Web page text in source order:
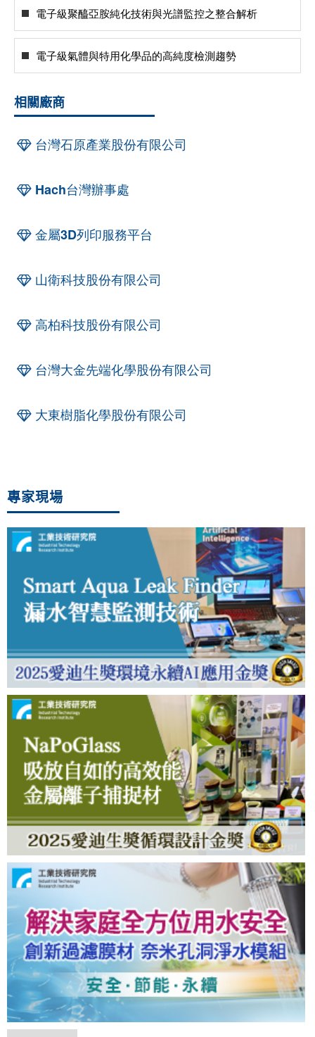
電子級聚醯亞胺純化技術與光譜監控之整合解析
電子級氣體與特用化學品的高純度檢測趨勢
相關廠商
台灣石原產業股份有限公司
Hach台灣辦事處
金屬3D列印服務平台
山衛科技股份有限公司
高柏科技股份有限公司
台灣大金先端化學股份有限公司
大東樹脂化學股份有限公司
專家現場